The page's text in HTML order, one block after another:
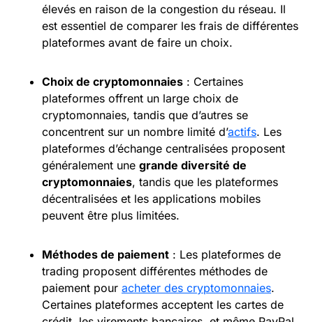
élevés en raison de la congestion du réseau. Il
est essentiel de comparer les frais de différentes
plateformes avant de faire un choix.
Choix de cryptomonnaies : Certaines
plateformes offrent un large choix de
cryptomonnaies, tandis que d’autres se
concentrent sur un nombre limité d’actifs. Les
plateformes d’échange centralisées proposent
généralement une grande diversité de
cryptomonnaies, tandis que les plateformes
décentralisées et les applications mobiles
peuvent être plus limitées.
Méthodes de paiement : Les plateformes de
trading proposent différentes méthodes de
paiement pour acheter des cryptomonnaies.
Certaines plateformes acceptent les cartes de